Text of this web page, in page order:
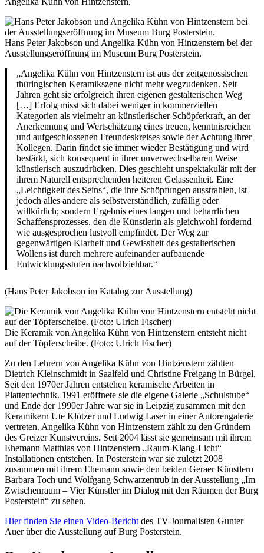
Hans Peter Jakobson und Angelika Kühn von Hintzenstern bei der
Ausstellungseröffnung im Museum Burg Posterstein.
„Angelika Kühn von Hintzenstern ist aus der zeitgenössischen
thüringischen Keramikszene nicht mehr wegzudenken. Seit
Jahren geht sie erfolgreich ihren eigenen gestalterischen Weg
[…] Erfolg misst sich dabei weniger in kommerziellen
Kategorien als vielmehr an künstlerischer Schöpferkraft, an der
Anerkennung und Wertschätzung eines treuen, kenntnisreichen
und aufgeschlossenen Freundeskreises sowie der Achtung ihrer
Kollegen. Darin findet sie immer wieder Bestätigung und wird
bestärkt, sich konsequent in ihrer unverwechselbaren Weise
künstlerisch auszudrücken. Dies geschieht unspektakulär mit der
ihrem Naturell entsprechenden heiteren Gelassenheit. Eine
„Leichtigkeit des Seins“, die ihre Schöpfungen ausstrahlen, ist
jedoch alles andere als selbstverständlich, zufällig oder
willkürlich; sondern Ergebnis eines langen und beharrlichen
Schaffensprozesses, den die Künstlerin als gleichwohl fordernd
wie ausgesprochen lustvoll empfindet. Der Weg zur
gegenwärtigen Klarheit und Gewissheit des gestalterischen
Wollens ist durch mehrere aufeinander aufbauende
Entwicklungsstufen nachvollziehbar.“
(Hans Peter Jakobson im Katalog zur Ausstellung)
Die Keramik von Angelika Kühn von Hintzenstern entsteht nicht
auf der Töpferscheibe. (Foto: Ulrich Fischer)
Zu den Lehrern von Angelika Kühn von Hintzenstern zählten
Dietrich Kleinschmidt in Saalfeld und Christine Freigang in Bürgel.
Seit den 1970er Jahren entstehen keramische Arbeiten in
Plattentechnik. 1991 eröffnete sie die eigene Galerie „Schulstube“
und Ende der 1990er Jahre war sie in Leipzig zusammen mit den
Keramikern Ute Klötzer und Ludwig Laser in einer Autorengalerie
vertreten. Angelika Kühn von Hintzenstern zählt zu den Gründern
des Greizer Kunstvereins. Seit 2004 lässt sie gemeinsam mit ihrem
Ehemann Matthias von Hintzenstern „Raum-Klang-Licht“
Installationen entstehen. In Posterstein war sie zuletzt 2008
zusammen mit ihrem Ehemann sowie den beiden Geraer Künstlern
Barbara Toch und Wolfgang Schwarzentrub in der Ausstellung „Im
Zwischenraum – Vier Künstler im Dialog mit den Räumen der Burg
Posterstein“ zu sehen.
Hier finden Sie einen Video-Bericht des TV-Journalisten Gunter
Auer über die Ausstellung auf Burg Posterstein.